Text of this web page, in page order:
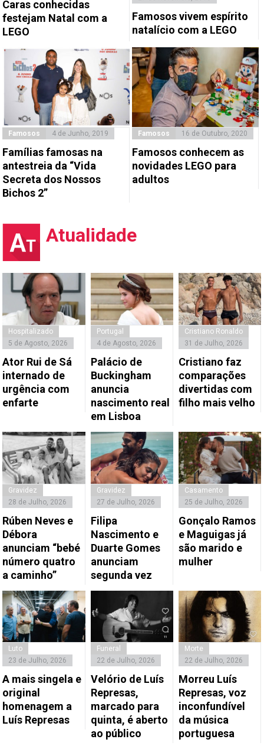
Caras conhecidas
festejam Natal com a
LEGO
Famosos vivem espírito
natalício com a LEGO
Famosos 4 de Junho, 2019
Famílias famosas na
antestreia da “Vida
Secreta dos Nossos
Bichos 2”
Famosos 16 de Outubro, 2020
Famosos conhecem as
novidades LEGO para
adultos
Atualidade
Hospitalizado
5 de Agosto, 2026
Ator Rui de Sá
internado de
urgência com
enfarte
Portugal
4 de Agosto, 2026
Palácio de
Buckingham
anuncia
nascimento real
em Lisboa
Cristiano Ronaldo
31 de Julho, 2026
Cristiano faz
comparações
divertidas com
filho mais velho
Gravidez
28 de Julho, 2026
Rúben Neves e
Débora
anunciam “bebé
número quatro
a caminho”
Gravidez
27 de Julho, 2026
Filipa
Nascimento e
Duarte Gomes
anunciam
segunda vez
Casamento
25 de Julho, 2026
Gonçalo Ramos
e Maguigas já
são marido e
mulher
Luto
23 de Julho, 2026
A mais singela e
original
homenagem a
Luís Represas
Funeral
22 de Julho, 2026
Velório de Luís
Represas,
marcado para
quinta, é aberto
ao público
Morte
22 de Julho, 2026
Morreu Luís
Represas, voz
inconfundível
da música
portuguesa